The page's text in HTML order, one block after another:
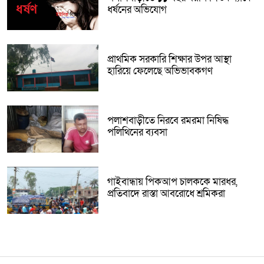
ধর্ষনের অভিযোগ
প্রাথমিক সরকারি শিক্ষার উপর আস্থা
হারিয়ে ফেলেছে অভিভাবকগণ
পলাশবাড়ীতে নিরবে রমরমা নিষিদ্ধ
পলিথিনের ব্যবসা
গাইবান্ধায় পিকআপ চালককে মারধর,
প্রতিবাদে রাস্তা আবরোধে শ্রমিকরা